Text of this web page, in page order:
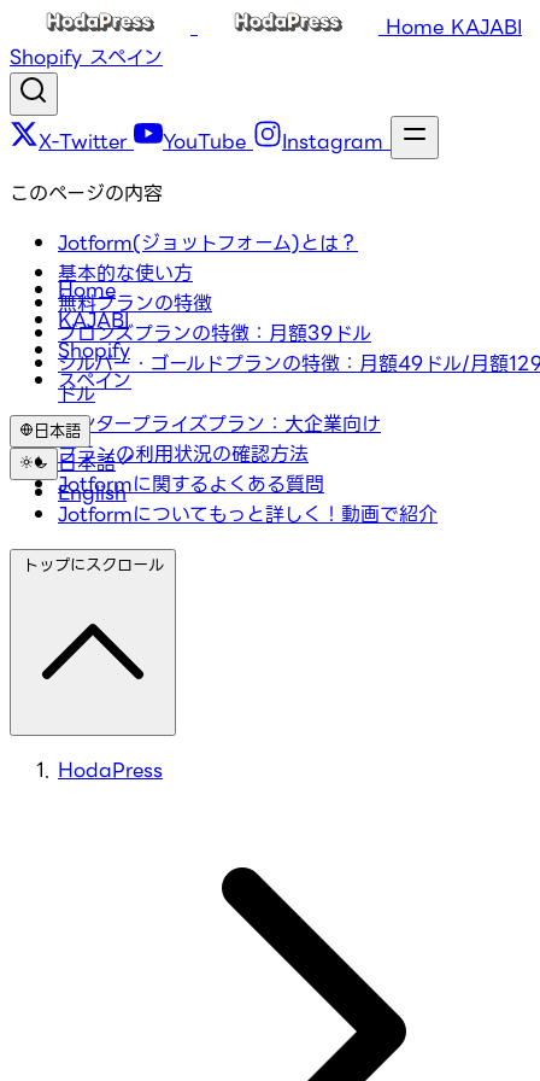
Home KAJABI
Shopify スペイン
X-Twitter YouTube Instagram
Home
KAJABI
Shopify
スペイン
日本語
日本語
English
このページの内容
Jotform(ジョットフォーム)とは？
基本的な使い方
無料プランの特徴
ブロンズプランの特徴：月額39ドル
シルバー・ゴールドプランの特徴：月額49ドル/月額
ドル
エンタープライズプラン：大企業向け
プランの利用状況の確認方法
Jotformに関するよくある質問
Jotformについてもっと詳しく！動画で紹介
トップにスクロール
HodaPress